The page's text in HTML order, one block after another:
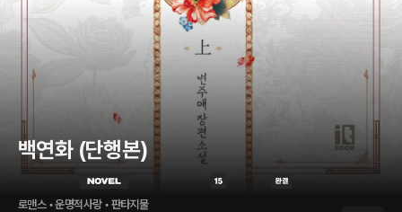
백연화 (단행본)
로맨스 • 운명적사랑 • 판타지물